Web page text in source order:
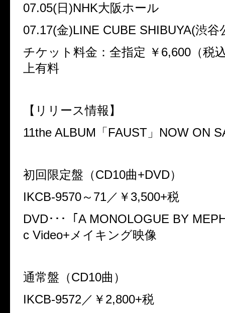
07.05(日)NHK大阪ホール
07.17(金)LINE CUBE SHIBUYA(渋谷
チケット料金：全指定 ￥6,600（
上有料
【リリース情報】
11the ALBUM「FAUST」NOW ON
初回限定盤（CD10曲+DVD）
IKCB-9570～71／￥3,500+税
DVD･･･「A MONOLOGUE BY
c Video+メイキング映像
通常盤（CD10曲）
IKCB-9572／￥2,800+税